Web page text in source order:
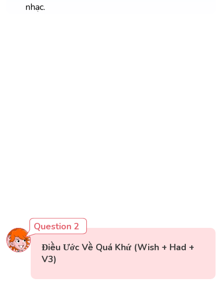
nhạc.
Question 2
Điều Ước Về Quá Khứ (Wish + Had +
V3)